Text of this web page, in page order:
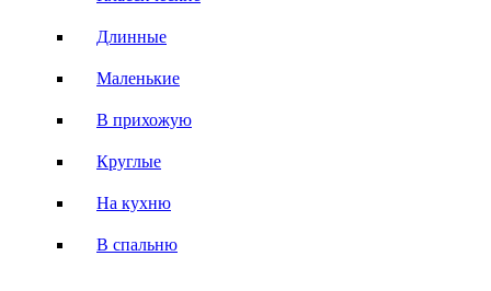
Длинные
Маленькие
В прихожую
Круглые
На кухню
В спальню